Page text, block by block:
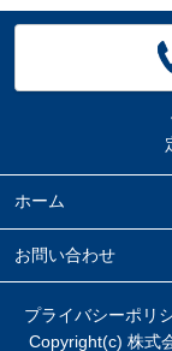
ホーム
お問い合わせ
プライバシーポリ
Copyright(c) 株式